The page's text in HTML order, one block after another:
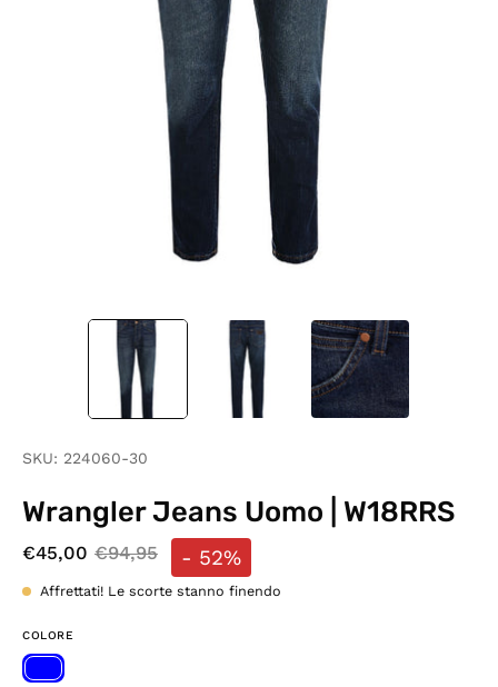
SKU: 224060-30
Wrangler Jeans Uomo | W18RRS
€45,00 €94,95 - 52%
Affrettati! Le scorte stanno finendo
COLORE